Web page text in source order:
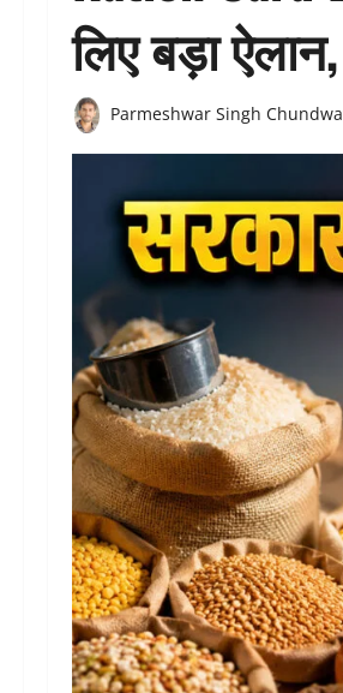
लिए बड़ा
Parmeshwar Singh